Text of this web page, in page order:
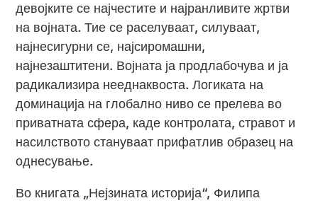
девојките се најчестите и најранливите жртви
на војната. Тие се раселуваат, силуваат,
најнесигурни се, најсиромашни,
најнезаштитени. Војната ја продлабочува и ја
радикализира нееднаквоста. Логиката на
доминација на глобално ниво се прелева во
приватната сфера, каде контролата, стравот и
насилството стануваат прифатлив образец на
однесување.
Во книгата „Нејзината историја“, Филипа